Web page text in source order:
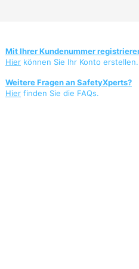
Mit Ihrer Kundenummer
Hier können Sie Ihr Konto erstellen.
Weitere Fragen an SafetyXperts?
Hier finden Sie die FAQs.